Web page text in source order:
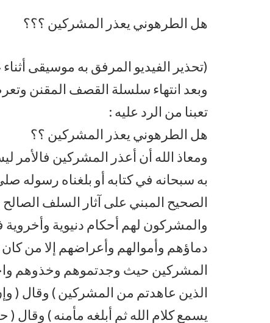
هل الطرهوني يعذر المشركين ؟؟؟
(تحذير الفيديو المرفق به موسيقى
وبعد انتهاء سلسلة القصف المقنن
تعبنا من الرد عليه :
هل الطرهوني يعذر المشركين ؟؟
ومعاذ الله أن أعذر المشركين فالأمر
به سبحانه في كتابه أو بلغناه رسوله
الصحيح المبني على آثار السلف الصالح
والمشركون لهم أحكام دنيوية وأخروية
دماؤهم وأموالهم وأعراضهم إلا من كان
المشركين حيث وجدتموهم وخذوهم
الذين عاهدتم من المشركين ) وقال (
يسمع كلام الله ثم أبلغه مأمنه ) وقال